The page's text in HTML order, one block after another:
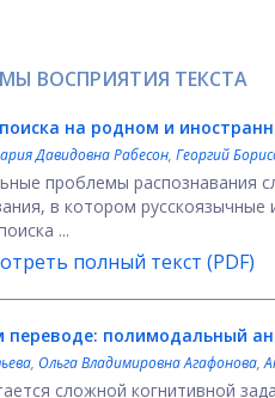
ВОСПРИЯТИЯ ТЕКСТА
на родном и
Давидовна Рабесон, Георгий
проблемы распознавания
в котором
...
полный текст (PDF)
переводе: полимодальный
, Ольга Владимировна Агафонова,
сложной когнитивной